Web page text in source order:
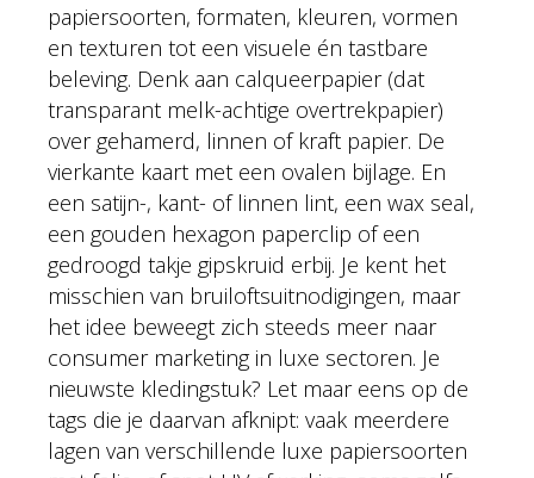
papiersoorten, formaten, kleuren, vormen
en texturen tot een visuele én tastbare
beleving. Denk aan calqueerpapier (dat
transparant melk-achtige overtrekpapier)
over gehamerd, linnen of kraft papier. De
vierkante kaart met een ovalen bijlage. En
een satijn-, kant- of linnen lint, een wax seal,
een gouden hexagon paperclip of een
gedroogd takje gipskruid erbij. Je kent het
misschien van bruiloftsuitnodigingen, maar
het idee beweegt zich steeds meer naar
consumer marketing in luxe sectoren. Je
nieuwste kledingstuk? Let maar eens op de
tags die je daarvan afknipt: vaak meerdere
lagen van verschillende luxe papiersoorten